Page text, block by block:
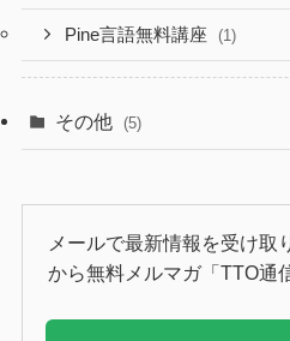
Pine言語無料講座 (1)
その他 (5)
メールで最新情報を受け取
から無料メルマガ「TTO通